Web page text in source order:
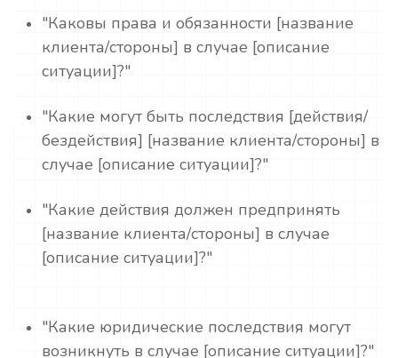
"Каковы права и обязанности [название
клиента/стороны] в случае [описание
ситуации]?"
"Какие могут быть последствия [действия/
бездействия] [название клиента/стороны] в
случае [описание ситуации]?"
"Какие действия должен предпринять
[название клиента/стороны] в случае
[описание ситуации]?"
"Какие юридические последствия могут
возникнуть в случае [описание ситуации]?"